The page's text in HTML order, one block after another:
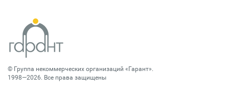
© Группа некоммерческих организаций «Гарант».
1998—2026. Все права защищены